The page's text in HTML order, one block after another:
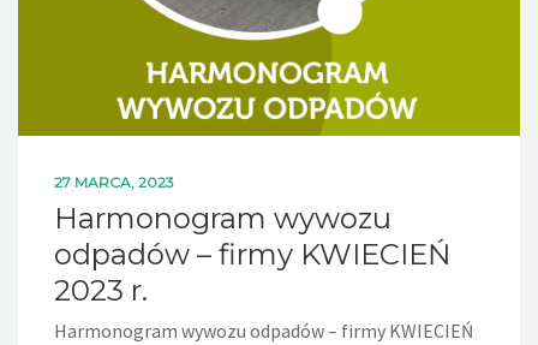
27 MARCA, 2023
Harmonogram wywozu
odpadów – firmy KWIECIEŃ
2023 r.
Harmonogram wywozu odpadów – firmy KWIECIEŃ